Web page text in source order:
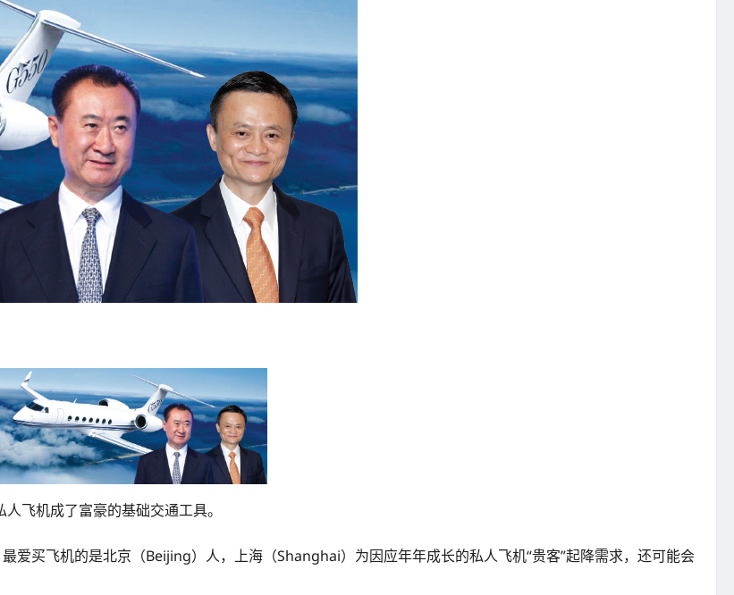
飞机成了富豪的基础交通工具。
爱买飞机的是北京（Beijing）人，上海（Shanghai）为因应年年成长的私人飞机“贵客”起降需求，还可能会